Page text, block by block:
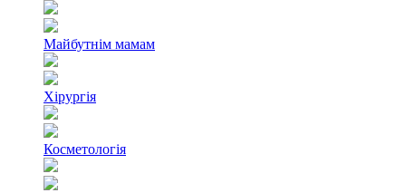
Майбутнім мамам
Хірургія
Косметологія